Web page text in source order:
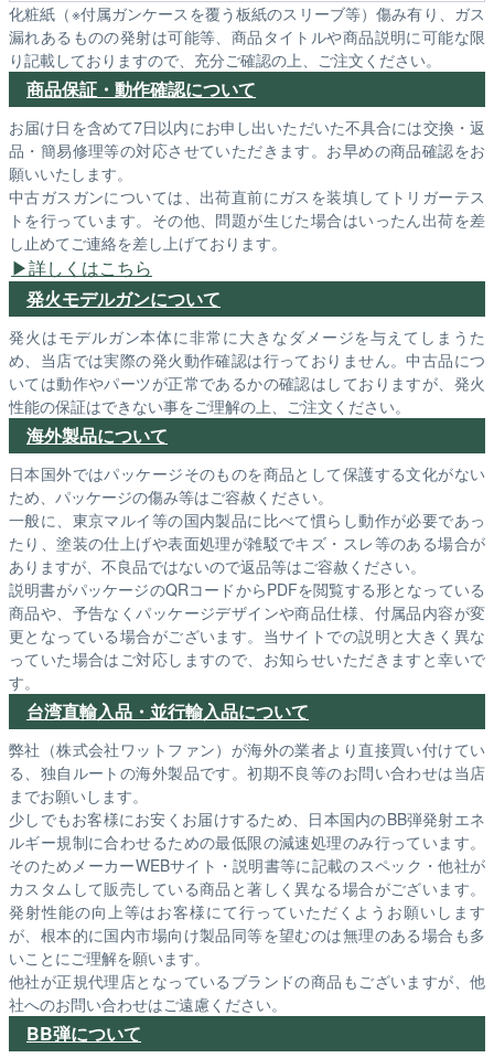
化粧紙（※付属ガンケースを覆う板紙のスリーブ等）傷み有り、ガス
漏れあるものの発射は可能等、商品タイトルや商品説明に可能な限
り記載しておりますので、充分ご確認の上、ご注文ください。
商品保証・動作確認について
お届け日を含めて7日以内にお申し出いただいた不具合には交換・返
品・簡易修理等の対応させていただきます。お早めの商品確認をお
願いいたします。
中古ガスガンについては、出荷直前にガスを装填してトリガーテス
トを行っています。その他、問題が生じた場合はいったん出荷を差
し止めてご連絡を差し上げております。
詳しくはこちら
発火モデルガンについて
発火はモデルガン本体に非常に大きなダメージを与えてしまうた
め、当店では実際の発火動作確認は行っておりません。中古品につ
いては動作やパーツが正常であるかの確認はしておりますが、発火
性能の保証はできない事をご理解の上、ご注文ください。
海外製品について
日本国外ではパッケージそのものを商品として保護する文化がない
ため、パッケージの傷み等はご容赦ください。
一般に、東京マルイ等の国内製品に比べて慣らし動作が必要であっ
たり、塗装の仕上げや表面処理が雑駁でキズ・スレ等のある場合が
ありますが、不良品ではないので返品等はご容赦ください。
説明書がパッケージのQRコードからPDFを閲覧する形となっている
商品や、予告なくパッケージデザインや商品仕様、付属品内容が変
更となっている場合がございます。当サイトでの説明と大きく異な
っていた場合はご対応しますので、お知らせいただきますと幸いで
す。
台湾直輸入品・並行輸入品について
弊社（株式会社ワットファン）が海外の業者より直接買い付けてい
る、独自ルートの海外製品です。初期不良等のお問い合わせは当店
までお願いします。
少しでもお客様にお安くお届けするため、日本国内のBB弾発射エネ
ルギー規制に合わせるための最低限の減速処理のみ行っています。
そのためメーカーWEBサイト・説明書等に記載のスペック・他社が
カスタムして販売している商品と著しく異なる場合がございます。
発射性能の向上等はお客様にて行っていただくようお願いします
が、根本的に国内市場向け製品同等を望むのは無理のある場合も多
いことにご理解を願います。
他社が正規代理店となっているブランドの商品もございますが、他
社へのお問い合わせはご遠慮ください。
BB弾について